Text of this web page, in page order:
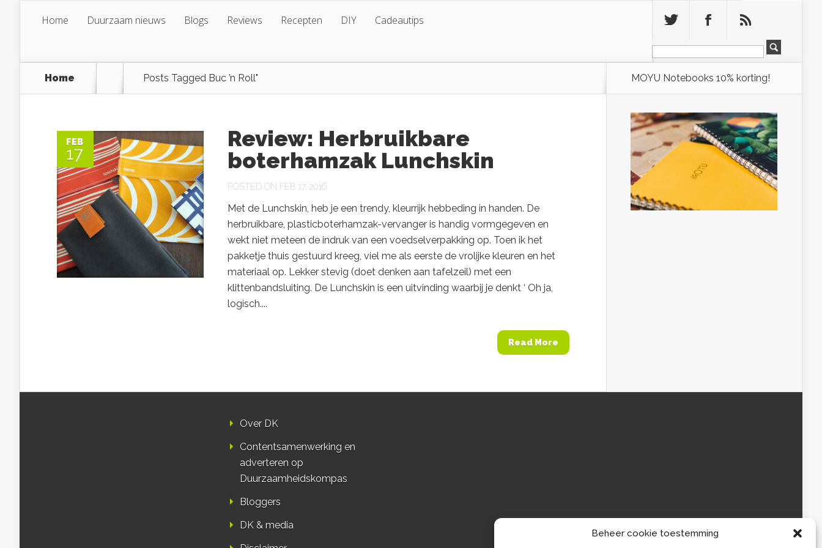
Beheer cookie toestemming
Home Duurzaam nieuws Blogs Reviews Recepten DIY Cadeautips
Home Posts Tagged Buc ’n Roll"
FEB
17
Review: Herbruikbare
boterhamzak Lunchskin
POSTED ON FEB 17, 2016
Met de Lunchskin, heb je een trendy, kleurrijk hebbeding in handen. De
herbruikbare, plasticboterhamzak-vervanger is handig vormgegeven en
wekt niet meteen de indruk van een voedselverpakking op. Toen ik het
pakketje thuis gestuurd kreeg, viel me als eerste de vrolijke kleuren en het
materiaal op. Lekker stevig (doet denken aan tafelzeil) met een
klittenbandsluiting. De Lunchskin is een uitvinding waarbij je denkt ‘ Oh ja,
logisch....
Read More
MOYU Notebooks 10% korting!
Over DK
Contentsamenwerking en
adverteren op
Duurzaamheidskompas
Bloggers
DK & media